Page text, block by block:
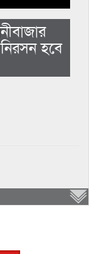
হবে